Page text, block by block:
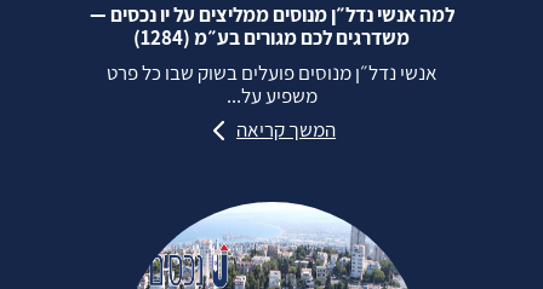
למה אנשי נדל״ן מנוסים ממליצים על יו נכסים —
משדרגים לכם מגורים בע״מ (1284)
אנשי נדל״ן מנוסים פועלים בשוק שבו כל פרט
משפיע על...
המשך קריאה